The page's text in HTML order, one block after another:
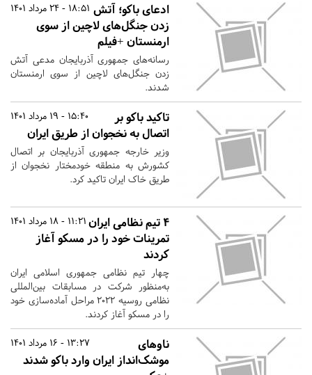
18:51 - 24 مرداد 1401 ادعای باکو؛ آتش
زدن جنگل‌های لاچین از سوی
ارمنستان +فیلم
رسانه‌های جمهوری آذربایجان مدعی آتش
زدن جنگل‌های لاچین از سوی ارمنستان
شدند.
15:40 - 19 مرداد 1401
تاکید باکو بر
اتصال به نخجوان از طریق ایران
وزیر خارجه جمهوری آذربایجان بر اتصال
کشورش به منطقه خودمختار نخجوان از
طریق خاک ایران تاکید کرد.
11:21 - 18 مرداد 1401 ۴ تیم نظامی ایران
تمرینات خود را در مسکو آغاز
کردند
چهار تیم نظامی جمهوری اسلامی ایران
به‌منظور شرکت در مسابقات بین‌المللی
نظامی روسیه ۲۰۲۲ مراحل آماده‌سازی خود
را در مسکو آغاز کردند.
13:27 - 16 مرداد 1401
ناوهای
موشک‌انداز ایران وارد باکو شدند